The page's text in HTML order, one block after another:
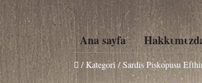
Ana sayfa
/ Kategori / Sardis Piskopusu